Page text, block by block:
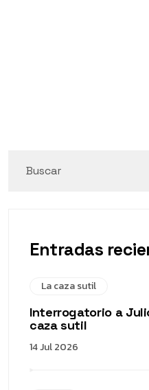
Entradas
La caza sutil
Interrogatorio a
caza sutil
14 Jul 2026